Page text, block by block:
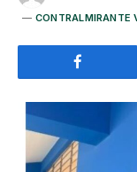
CONTRALMIRANTE